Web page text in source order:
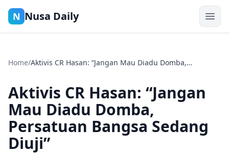
N Nusa Daily
Home/Aktivis CR Hasan: “Jangan Mau Diadu Domba,
Aktivis CR Hasan: “Jangan
Mau Diadu Domba,
Persatuan Bangsa Sedang
Diuji”